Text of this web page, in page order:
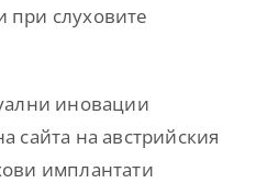
слуховите
иновации
сайта на австрийския
имплантати